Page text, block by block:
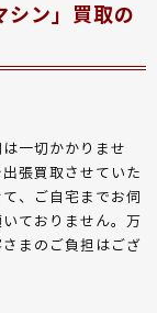
シン」買取の
一切かかりませ
張買取させていた
、ご自宅までお伺
ておりません。万
まのご負担はござ